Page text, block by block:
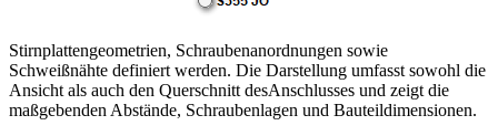
Stirnplattengeometrien, Schraubenanordnungen sowie
Schweißnähte definiert werden. Die Darstellung umfasst sowohl die
Ansicht als auch den Querschnitt desAnschlusses und zeigt die
maßgebenden Abstände, Schraubenlagen und Bauteildimensionen.